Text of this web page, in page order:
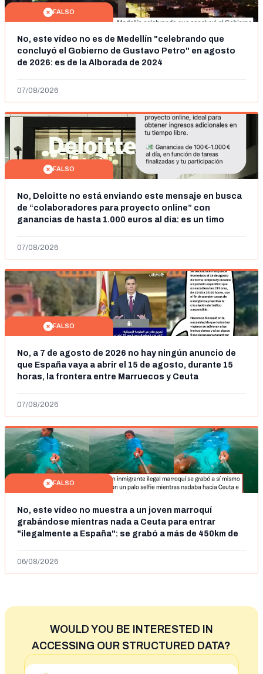
FALSO
No, este vídeo no es de Medellín "celebrando que
concluyó el Gobierno de Gustavo Petro" en agosto
de 2026: es de la Alborada de 2024
07/08/2026
FALSO
No, Deloitte no está enviando este mensaje en busca
de “colaboradores para proyecto online” con
ganancias de hasta 1.000 euros al día: es un timo
07/08/2026
FALSO
No, a 7 de agosto de 2026 no hay ningún anuncio de
que España vaya a abrir el 15 de agosto, durante 15
horas, la frontera entre Marruecos y Ceuta
07/08/2026
FALSO
No, este vídeo no muestra a un joven marroquí
grabándose mientras nada a Ceuta para entrar
"ilegalmente a España": se grabó a más de 450km de
06/08/2026
WOULD YOU BE INTERESTED IN
ACCESSING OUR STRUCTURED DATA?